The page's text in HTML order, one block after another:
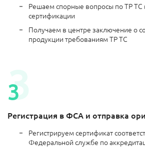
Решаем спорные вопросы по ТР ТС
сертификации
Получаем в центре заключение о
продукции требованиям ТР ТС
Регистрация в ФСА и отправка
Регистрируем сертификат
Федеральной службе по